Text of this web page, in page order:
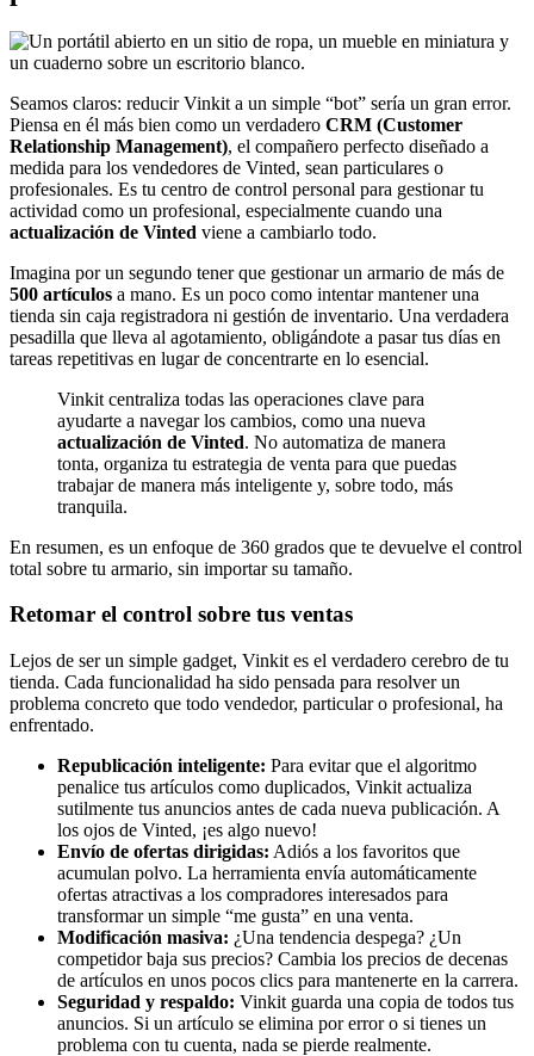
Seamos claros: reducir Vinkit a un simple “bot” sería un gran error.
Piensa en él más bien como un verdadero CRM (Customer
Relationship Management), el compañero perfecto diseñado a
medida para los vendedores de Vinted, sean particulares o
profesionales. Es tu centro de control personal para gestionar tu
actividad como un profesional, especialmente cuando una
actualización de Vinted viene a cambiarlo todo.
Imagina por un segundo tener que gestionar un armario de más de
500 artículos a mano. Es un poco como intentar mantener una
tienda sin caja registradora ni gestión de inventario. Una verdadera
pesadilla que lleva al agotamiento, obligándote a pasar tus días en
tareas repetitivas en lugar de concentrarte en lo esencial.
Vinkit centraliza todas las operaciones clave para
ayudarte a navegar los cambios, como una nueva
actualización de Vinted. No automatiza de manera
tonta, organiza tu estrategia de venta para que puedas
trabajar de manera más inteligente y, sobre todo, más
tranquila.
En resumen, es un enfoque de 360 grados que te devuelve el control
total sobre tu armario, sin importar su tamaño.
Retomar el control sobre tus ventas
Lejos de ser un simple gadget, Vinkit es el verdadero cerebro de tu
tienda. Cada funcionalidad ha sido pensada para resolver un
problema concreto que todo vendedor, particular o profesional, ha
enfrentado.
Republicación inteligente: Para evitar que el algoritmo
penalice tus artículos como duplicados, Vinkit actualiza
sutilmente tus anuncios antes de cada nueva publicación. A
los ojos de Vinted, ¡es algo nuevo!
Envío de ofertas dirigidas: Adiós a los favoritos que
acumulan polvo. La herramienta envía automáticamente
ofertas atractivas a los compradores interesados para
transformar un simple “me gusta” en una venta.
Modificación masiva: ¿Una tendencia despega? ¿Un
competidor baja sus precios? Cambia los precios de decenas
de artículos en unos pocos clics para mantenerte en la carrera.
Seguridad y respaldo: Vinkit guarda una copia de todos tus
anuncios. Si un artículo se elimina por error o si tienes un
problema con tu cuenta, nada se pierde realmente.